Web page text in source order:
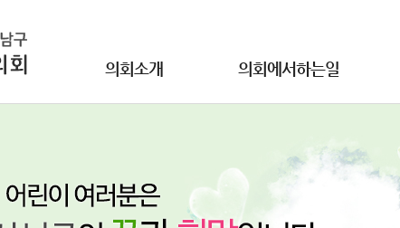
의회소개 의회에서하는일